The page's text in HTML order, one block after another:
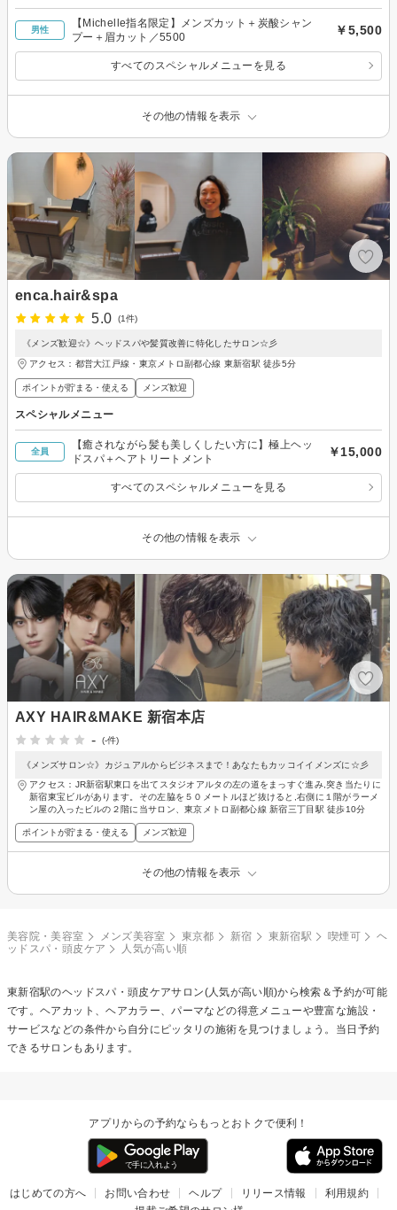
男性
【Michelle指名限定】メンズカット＋炭酸シャン
プー＋眉カット／5500
￥5,500
すべてのスペシャルメニューを見る
その他の情報を表示
enca.hair&spa
5.0
(1件)
《メンズ歓迎☆》ヘッドスパや髪質改善に特化したサロン☆彡
アクセス：都営大江戸線・東京メトロ副都心線 東新宿駅 徒歩5分
ポイントが貯まる・使える メンズ歓迎
スペシャルメニュー
全員
【癒されながら髪も美しくしたい方に】極上ヘッ
ドスパ＋ヘアトリートメント
￥15,000
すべてのスペシャルメニューを見る
その他の情報を表示
AXY HAIR&MAKE 新宿本店
-
(-件)
《メンズサロン☆》カジュアルからビジネスまで！あなたもカッコイイメンズに☆彡
アクセス：JR新宿駅東口を出てスタジオアルタの左の道をまっすぐ進み,突き当たりに
新宿東宝ビルがあります。その左脇を５０メートルほど抜けると,右側に１階がラーメ
ン屋の入ったビルの２階に当サロン、東京メトロ副都心線 新宿三丁目駅 徒歩10分
ポイントが貯まる・使える メンズ歓迎
その他の情報を表示
美容院・美容室 メンズ美容室 東京都 新宿 東新宿駅 喫煙可
ヘ
ッドスパ・頭皮ケア
人気が高い順
東新宿駅のヘッドスパ・頭皮ケアサロン(人気が高い順)から検索＆予約が可能
です。ヘアカット、ヘアカラー、パーマなどの得意メニューや豊富な施設・
サービスなどの条件から自分にピッタリの施術を見つけましょう。当日予約
できるサロンもあります。
アプリからの予約ならもっとおトクで便利！
はじめての方へ お問い合わせ ヘルプ リリース情報
利用規約